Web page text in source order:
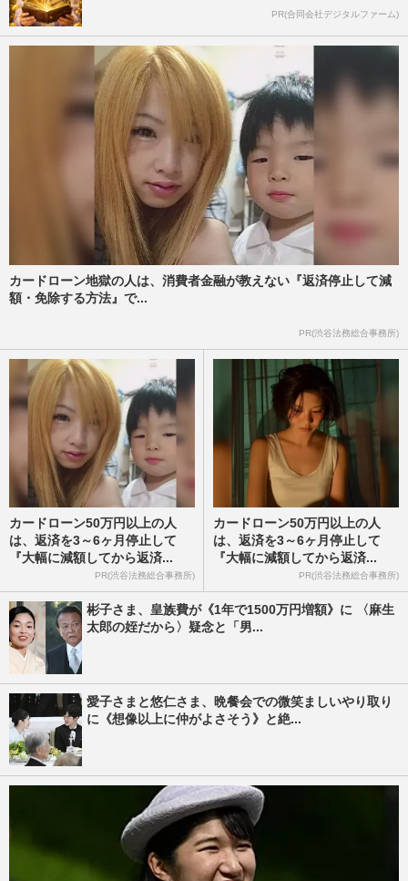
PR(合同会社デジタルファーム)
カードローン地獄の人は、消費者金融が教えない『返済停止して減
額・免除する方法』で...
PR(渋谷法務総合事務所)
カードローン50万円以上の人
は、返済を3～6ヶ月停止して
『大幅に減額してから返済...
PR(渋谷法務総合事務所)
カードローン50万円以上の人
は、返済を3～6ヶ月停止して
『大幅に減額してから返済...
PR(渋谷法務総合事務所)
彬子さま、皇族費が《1年で1500万円増額》に 〈麻生
太郎の姪だから〉疑念と「男...
愛子さまと悠仁さま、晩餐会での微笑ましいやり取り
に《想像以上に仲がよさそう》と絶...